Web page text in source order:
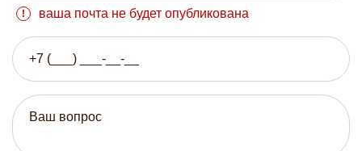
ваша почта не будет опубликована